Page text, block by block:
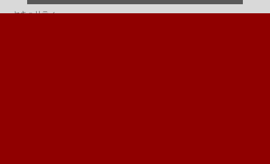
セキュリティ